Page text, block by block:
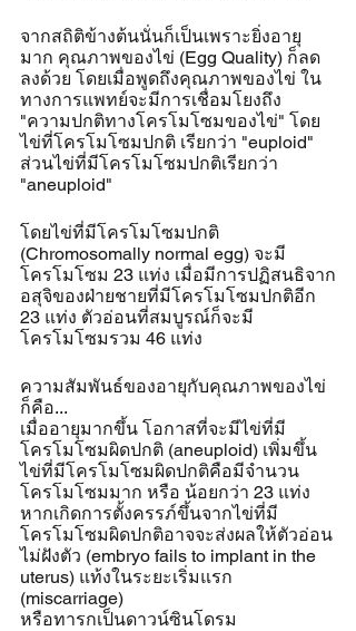
จากสถิติข้างต้นนั่นก็เป็นเพราะยิ่งอายุ
มาก คุณภาพของไข่ (Egg Quality) ก็ลด
ลงด้วย โดยเมื่อพูดถึงคุณภาพของไข่ ใน
ทางการแพทย์จะมีการเชื่อมโยงถึง
"ความปกติทางโครโมโซมของไข่" โดย
ไข่ที่โครโมโซมปกติ เรียกว่า "euploid"
ส่วนไข่ที่มีโครโมโซมปกติเรียกว่า
"aneuploid"
โดยไข่ที่มีโครโมโซมปกติ
(Chromosomally normal egg) จะมี
โครโมโซม 23 แท่ง เมื่อมีการปฏิสนธิจาก
อสุจิของฝ่ายชายที่มีโครโมโซมปกติอีก
23 แท่ง ตัวอ่อนที่สมบูรณ์ก็จะมี
โครโมโซมรวม 46 แท่ง
ความสัมพันธ์ของอายุกับคุณภาพของไข่
ก็คือ...
เมื่ออายุมากขึ้น โอกาสที่จะมีไข่ที่มี
โครโมโซมผิดปกติ (aneuploid) เพิ่มขึ้น
ไข่ที่มีโครโมโซมผิดปกติคือมีจำนวน
โครโมโซมมาก หรือ น้อยกว่า 23 แท่ง
หากเกิดการตั้งครรภ์ขึ้นจากไข่ที่มี
โครโมโซมผิดปกติอาจจะส่งผลให้ตัวอ่อน
ไม่ฝังตัว (embryo fails to implant in the
uterus) แท้งในระยะเริ่มแรก
(miscarriage)
หรือทารกเป็นดาวน์ซินโดรม